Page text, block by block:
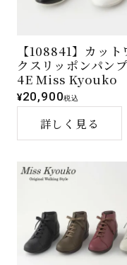
【108841】カット
クスリッポンパン
4E Miss Kyouko
¥20,900税込
詳しく見る